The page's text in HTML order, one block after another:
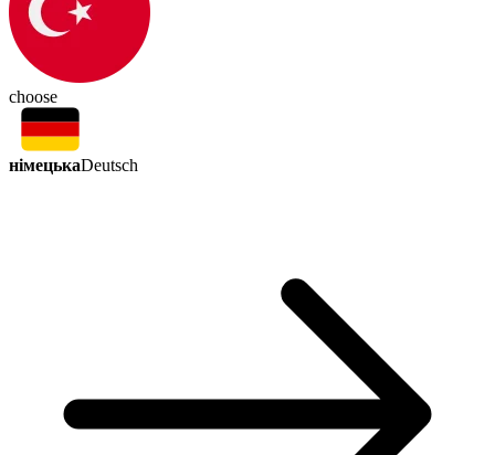
choose
німецькаDeutsch